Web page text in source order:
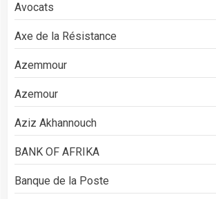
Avocats
Axe de la Résistance
Azemmour
Azemour
Aziz Akhannouch
BANK OF AFRIKA
Banque de la Poste